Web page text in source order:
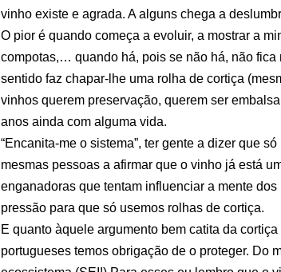
vinho existe e agrada. A alguns chega a
O pior é quando começa a evoluir, a mostrar a
compotas,… quando há, pois se não há, não
sentido faz chapar-lhe uma rolha de cortiça
vinhos querem preservação, querem ser
anos ainda com alguma vida.
“Encanita-me o sistema”, ter gente a dizer que
mesmas pessoas a afirmar que o vinho já está
enganadoras que tentam influenciar a mente
pressão para que só usemos rolhas de cortiça.
E quanto àquele argumento bem catita da
portugueses temos obrigação de o proteger. Do